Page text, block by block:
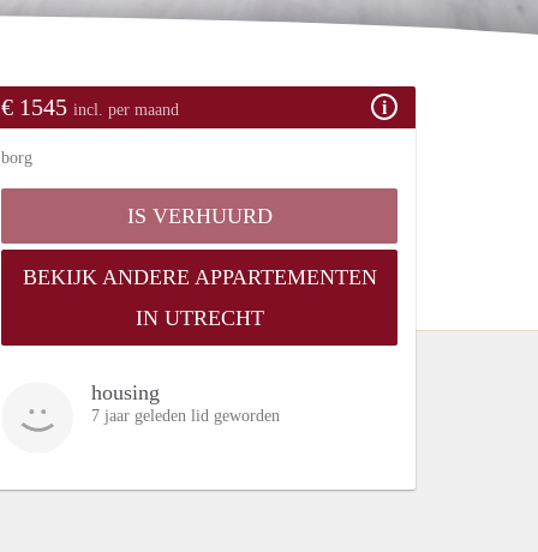
€ 1545 incl. per maand
borg
IS VERHUURD
BEKIJK ANDERE APPARTEMENTEN
IN UTRECHT
housing
7 jaar geleden lid geworden